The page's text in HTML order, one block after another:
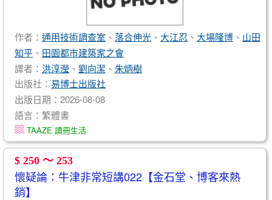
作者： 通用技術調查室 、 落合伸光 、 大江忍 、 大場隆博 、 山田
知平 、 田園都市建築家之會
譯者： 洪淳瀅 、 劉向潔 、 朱炳樹
出版社： 易博士出版社
出版日期：2026-08-08
語言：繁體書
TAAZE 讀冊生活
$ 250 ～ 253
懷疑論：牛津非常短講022【金石堂、博客來熱
銷】